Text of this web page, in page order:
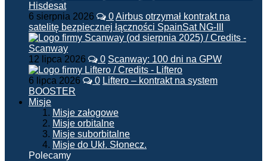
6 sierpnia 2026 0Airbus otrzymał kontrakt na
satelitę bezpiecznej łączności SpainSat NG-III
12 lipca 2026 0 Scanway: 100 dni na GPW
6 lipca 2026 0 Liftero – kontrakt na system
BOOSTER
Misje
Misje załogowe
Misje orbitalne
Misje suborbitalne
Misje do Ukł. Słonecz.
Polecamy